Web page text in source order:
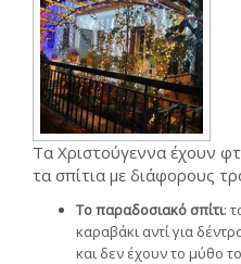
Τα Χριστούγεννα έχουν
τα σπίτια με διάφορους
Tο παραδοσιακό σπίτι:
καραβάκι αντί για
και δεν έχουν το μύθο